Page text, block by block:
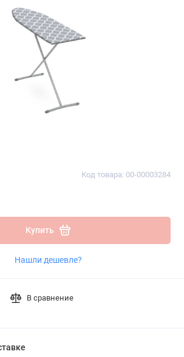
Код товара: 00-00003284
Купить
Нашли дешевле?
В сравнение